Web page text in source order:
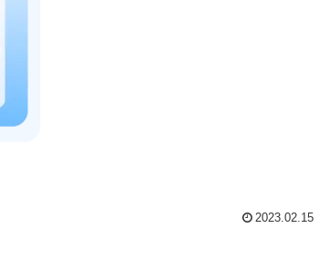
2023.02.15